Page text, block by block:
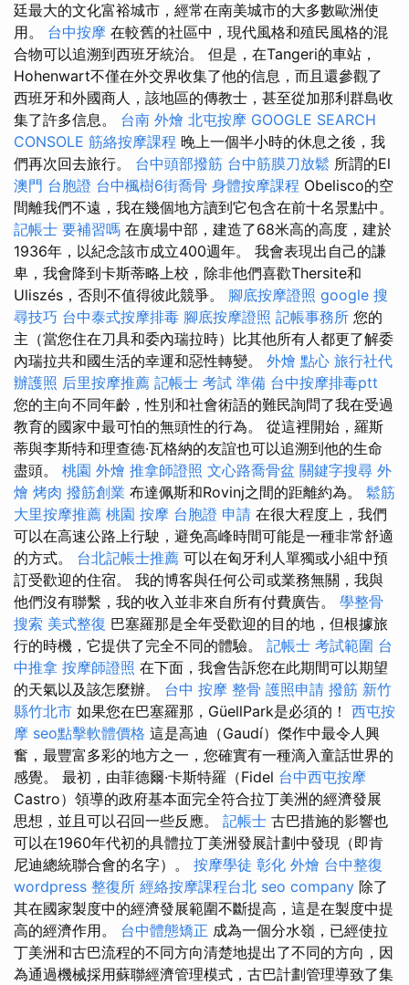
廷最大的文化富裕城市，經常在南美城市的大多數歐洲使
用。 台中按摩 在較舊的社區中，現代風格和殖民風格的混
合物可以追溯到西班牙統治。 但是，在Tangeri的車站，
Hohenwart不僅在外交界收集了他的信息，而且還參觀了
西班牙和外國商人，該地區的傳教士，甚至從加那利群島收
集了許多信息。 台南 外燴 北屯按摩 GOOGLE SEARCH
CONSOLE 筋絡按摩課程 晚上一個半小時的休息之後，我
們再次回去旅行。 台中頭部撥筋 台中筋膜刀放鬆 所謂的El
澳門 台胞證 台中楓樹6街喬骨 身體按摩課程 Obelisco的空
間離我們不遠，我在幾個地方讀到它包含在前十名景點中。
記帳士 要補習嗎 在廣場中部，建造了68米高的高度，建於
1936年，以紀念該市成立400週年。 我會表現出自己的謙
卑，我會降到卡斯蒂略上校，除非他們喜歡Thersite和
Uliszés，否則不值得彼此競爭。 腳底按摩證照 google 搜
尋技巧 台中泰式按摩排毒 腳底按摩證照 記帳事務所 您的
主（當您住在刀具和委內瑞拉時）比其他所有人都更了解委
內瑞拉共和國生活的幸運和惡性轉變。 外燴 點心 旅行社代
辦護照 后里按摩推薦 記帳士 考試 準備 台中按摩排毒ptt
您的主向不同年齡，性別和社會術語的難民詢問了我在受過
教育的國家中最可怕的無頭性的行為。 從這裡開始，羅斯
蒂與李斯特和理查德·瓦格納的友誼也可以追溯到他的生命
盡頭。 桃園 外燴 推拿師證照 文心路喬骨盆 關鍵字搜尋 外
燴 烤肉 撥筋創業 布達佩斯和Rovinj之間的距離約為。 鬆筋
大里按摩推薦 桃園 按摩 台胞證 申請 在很大程度上，我們
可以在高速公路上行駛，避免高峰時間可能是一種非常舒適
的方式。 台北記帳士推薦 可以在匈牙利人單獨或小組中預
訂受歡迎的住宿。 我的博客與任何公司或業務無關，我與
他們沒有聯繫，我的收入並非來自所有付費廣告。 學整骨
搜索 美式整復 巴塞羅那是全年受歡迎的目的地，但根據旅
行的時機，它提供了完全不同的體驗。 記帳士 考試範圍 台
中推拿 按摩師證照 在下面，我會告訴您在此期間可以期望
的天氣以及該怎麼辦。 台中 按摩 整骨 護照申請 撥筋 新竹
縣竹北市 如果您在巴塞羅那，GüellPark是必須的！ 西屯按
摩 seo點擊軟體價格 這是高迪（Gaudí）傑作中最令人興
奮，最豐富多彩的地方之一，您確實有一種滴入童話世界的
感覺。 最初，由菲德爾·卡斯特羅（Fidel 台中西屯按摩
Castro）領導的政府基本面完全符合拉丁美洲的經濟發展
思想，並且可以召回一些反應。 記帳士 古巴措施的影響也
可以在1960年代初的具體拉丁美洲發展計劃中發現（即肯
尼迪總統聯合會的名字）。 按摩學徒 彰化 外燴 台中整復
wordpress 整復所 經絡按摩課程台北 seo company 除了
其在國家製度中的經濟發展範圍不斷提高，這是在製度中提
高的經濟作用。 台中體態矯正 成為一個分水嶺，已經使拉
丁美洲和古巴流程的不同方向清楚地提出了不同的方向，因
為通過機械採用蘇聯經濟管理模式，古巴計劃管理導致了集